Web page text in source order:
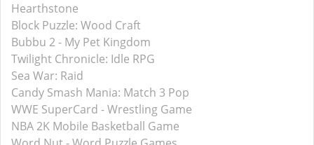
Hearthstone
Block Puzzle: Wood Craft
Bubbu 2 - My Pet Kingdom
Twilight Chronicle: Idle RPG
Sea War: Raid
Candy Smash Mania: Match 3 Pop
WWE SuperCard - Wrestling Game
NBA 2K Mobile Basketball Game